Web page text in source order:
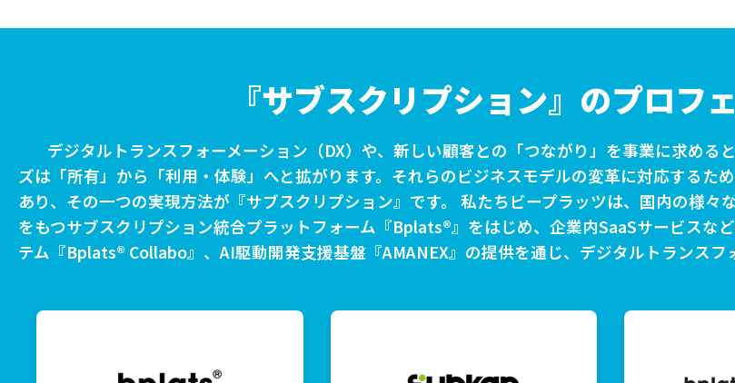
『サブスクリプション』のプロフ
デジタルトランスフォーメーション（DX）や、新しい顧客との「つながり」を事業に求める
ズは「所有」から「利用・体験」へと拡がります。それらのビジネスモデルの変革に対応するた
あり、その一つの実現方法が『サブスクリプション』です。 私たちビープラッツは、国内の様
をもつサブスクリプション統合プラットフォーム『Bplats®』をはじめ、企業内SaaSサービスな
テム『Bplats® Collabo』、AI駆動開発支援基盤『AMANEX』の提供を通じ、デジタルトランスフ